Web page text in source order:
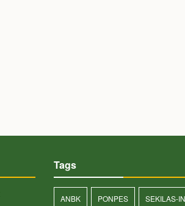
Tags
ANBK PONPES SEKILAS-